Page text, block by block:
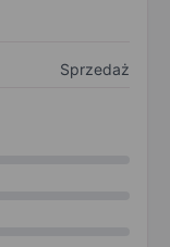
Sprzedaż